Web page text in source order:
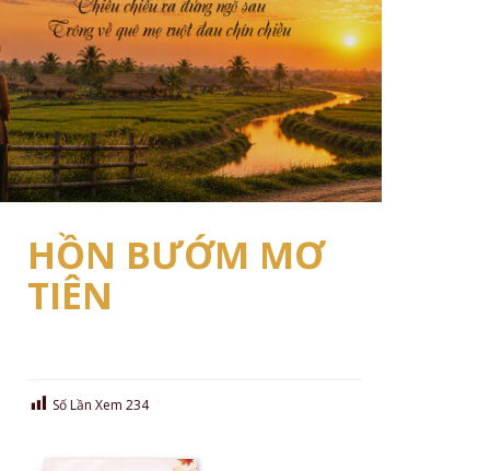
HỒN BƯỚM MƠ
TIÊN
Số Lần Xem 234